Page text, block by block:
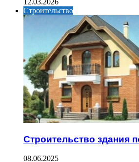
12.03.2026
Строительство
Строительство здания
08.06.2025